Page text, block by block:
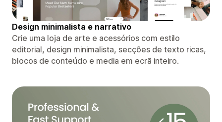
Design minimalista e narrativo
Crie uma loja de arte e acessórios com estilo
editorial, design minimalista, secções de texto ricas,
blocos de conteúdo e media em ecrã inteiro.